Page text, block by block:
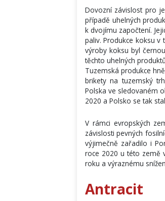
Dovozní závislost pro
případě uhelných
k dvojímu započtení.
paliv. Produkce koksu v
výroby koksu byl
těchto uhelných
Tuzemská produkce
brikety na tuzemský
Polska ve sledovaném
2020 a Polsko se tak
V rámci evropských
závislosti pevných
výjimečně zařadilo i
roce 2020 u této země
roku a výraznému
Antracit